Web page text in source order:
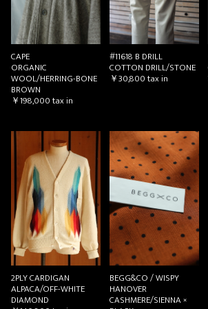
CAPE
ORGANIC
WOOL/HERRING-BONE
BROWN
￥198,000tax in
#11618 B DRILL
COTTON DRILL/STONE
￥30,800tax in
2PLY CARDIGAN
ALPACA/OFF-WHITE
DIAMOND
BEGG&CO / WISPY
HANOVER
CASHMERE/SIENNA ×